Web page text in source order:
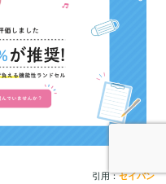
引用：セイバン